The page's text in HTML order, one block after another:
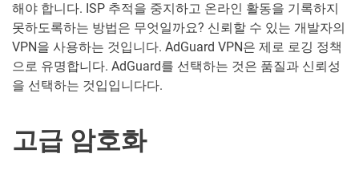
해야 합니다. ISP 추적을 중지하고 온라인 활동을 기록하지
못하도록하는 방법은 무엇일까요? 신뢰할 수 있는 개발자의
VPN을 사용하는 것입니다. AdGuard VPN은 제로 로깅 정책
으로 유명합니다. AdGuard를 선택하는 것은 품질과 신뢰성
을 선택하는 것입입니다다.
고급 암호화